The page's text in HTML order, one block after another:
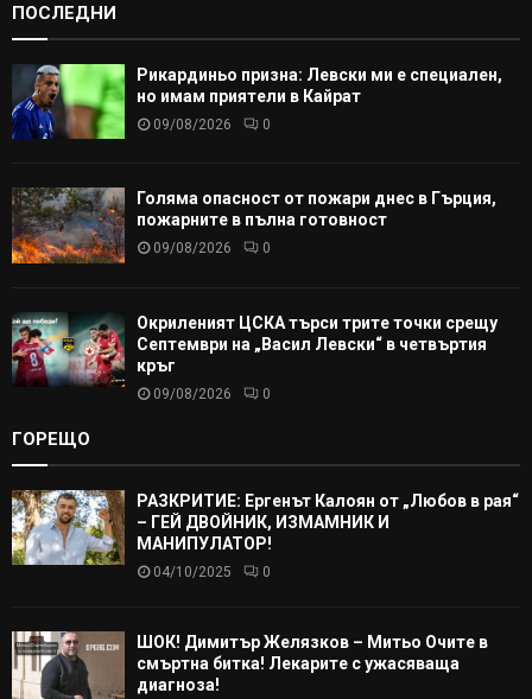
ПОСЛЕДНИ
Рикардиньо призна: Левски ми е специален,
но имам приятели в Кайрат
09/08/2026 0
Голяма опасност от пожари днес в Гърция,
пожарните в пълна готовност
09/08/2026 0
Окриленият ЦСКА търси трите точки срещу
Септември на „Васил Левски“ в четвъртия
кръг
09/08/2026 0
ГОРЕЩО
РАЗКРИТИЕ: Ергенът Калоян от „Любов в рая“
– ГЕЙ ДВОЙНИК, ИЗМАМНИК И
МАНИПУЛАТОР!
04/10/2025 0
ШОК! Димитър Желязков – Митьо Очите в
смъртна битка! Лекарите с ужасяваща
диагноза!